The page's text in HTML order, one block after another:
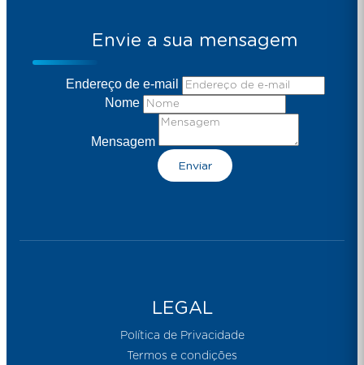
Envie a sua mensagem
Endereço de e-mail
Nome
Mensagem
Enviar
LEGAL
Política de Privacidade
Termos e condições